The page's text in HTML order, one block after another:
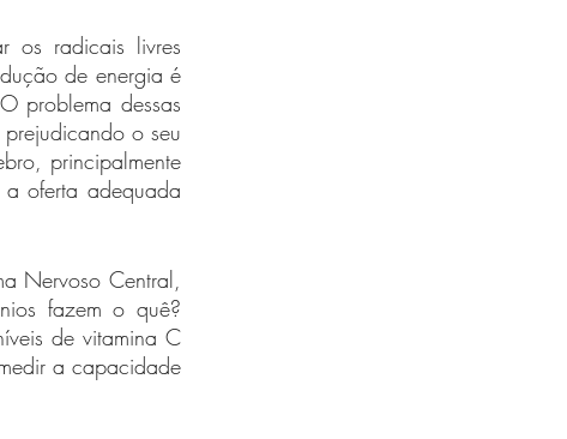
os radicais livres
de energia é
problema dessas
o seu
principalmente
oferta adequada
Nervoso Central,
fazem o quê?
de vitamina C
a capacidade